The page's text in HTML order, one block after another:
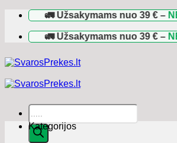
Skip
content
🚛 Užsakymams nuo39 €–
🚛 Užsakymams nuo39 €–
Products
search
Kategorijos